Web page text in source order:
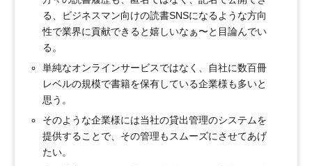
る、ビジネスマン向けの読書SNSになるような方向
性で業界に貢献できると嬉しいなぁ〜と目論んでい
る。
単純なオンラインサービスではなく、自社に数百冊
レベルの規模で書籍を保有している企業様も多いと
思う。
そのような企業様には当社の貸出管理のシステムを
提供することで、その管理もスムーズにさせてあげ
たい。